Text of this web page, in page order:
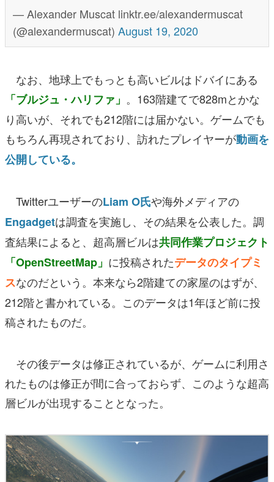
— Alexander Muscat linktr.ee/alexandermuscat
(@alexandermuscat) August 19, 2020
なお、地球上でもっとも高いビルはドバイにある
「ブルジュ・ハリファ」 。163階建てで828mとかな
り高いが、それでも212階には届かない。ゲームでも
もちろん再現されており、訪れたプレイヤーが動画を
公開している。
TwitterユーザーのLiam O氏や海外メディアの
Engadgetは調査を実施し、その結果を公表した。調
査結果によると、超高層ビルは共同作業プロジェクト
「OpenStreetMap」 に投稿されたデータのタイプミ
スなのだという。本来なら2階建ての家屋のはずが、
212階と書かれている。このデータは1年ほど前に投
稿されたものだ。
その後データは修正されているが、ゲームに利用さ
れたものは修正が間に合っておらず、このような超高
層ビルが出現することとなった。